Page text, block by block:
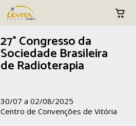
27° Congresso da
Sociedade Brasileira
de Radioterapia
30/07 a 02/08/2025
Centro de Convenções de Vitória